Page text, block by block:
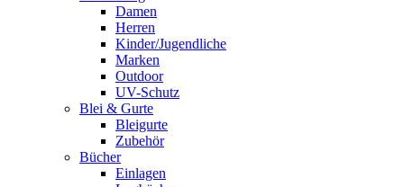
Damen
Herren
Kinder/Jugendliche
Marken
Outdoor
UV-Schutz
Blei & Gurte
Bleigurte
Zubehör
Bücher
Einlagen